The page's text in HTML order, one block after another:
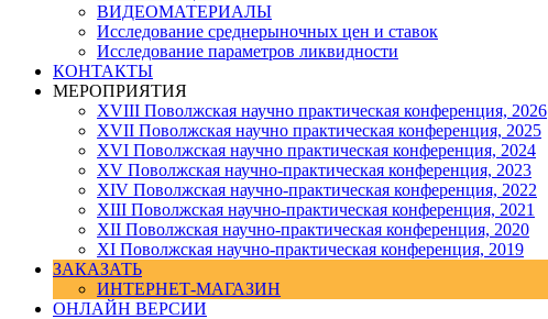
ВИДЕОМАТЕРИАЛЫ
Исследование среднерыночных цен и ставок
Исследование параметров ликвидности
КОНТАКТЫ
МЕРОПРИЯТИЯ
XVIII Поволжская научно практическая конференция, 2026
XVII Поволжская научно практическая конференция, 2025
XVI Поволжская научно практическая конференция, 2024
ХV Поволжская научно-практическая конференция, 2023
ХIV Поволжская научно-практическая конференция, 2022
ХIII Поволжская научно-практическая конференция, 2021
ХII Поволжская научно-практическая конференция, 2020
XI Поволжская научно-практическая конференция, 2019
ЗАКАЗАТЬ
ИНТЕРНЕТ-МАГАЗИН
ОНЛАЙН ВЕРСИИ